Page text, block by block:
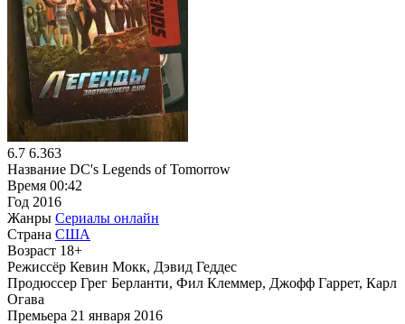
6.7 6.363
Название DC's Legends of Tomorrow
Время 00:42
Год 2016
Жанры Сериалы онлайн
Страна США
Возраст 18+
Режиссёр Кевин Мокк, Дэвид Геддес
Продюссер Грег Берланти, Фил Клеммер, Джофф Гаррет, Карл
Огава
Премьера 21 января 2016